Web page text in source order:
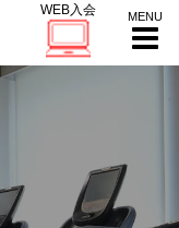
WEB入会